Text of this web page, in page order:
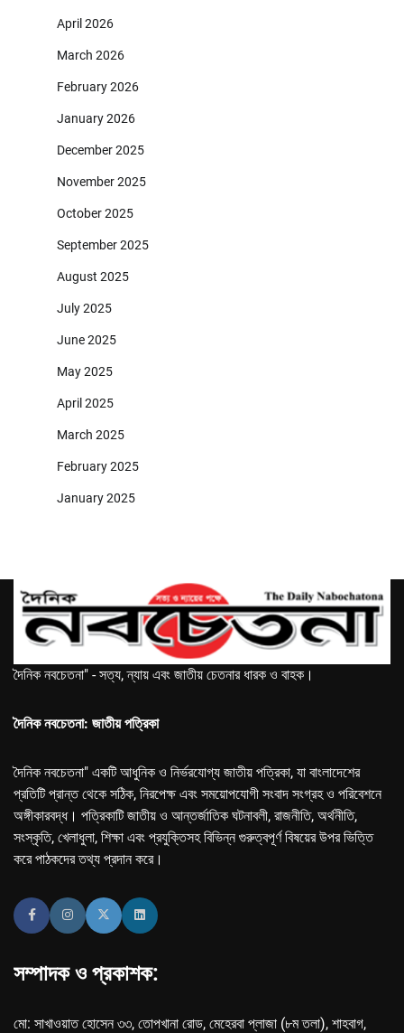
April 2026
March 2026
February 2026
January 2026
December 2025
November 2025
October 2025
September 2025
August 2025
July 2025
June 2025
May 2025
April 2025
March 2025
February 2025
January 2025
দৈনিক নবচেতনা" - সত্য, ন্যায় এবং জাতীয় চেতনার ধারক ও বাহক।
দৈনিক নবচেতনা: জাতীয় পত্রিকা
দৈনিক নবচেতনা" একটি আধুনিক ও নির্ভরযোগ্য জাতীয় পত্রিকা, যা বাংলাদেশের
প্রতিটি প্রান্ত থেকে সঠিক, নিরপেক্ষ এবং সময়োপযোগী সংবাদ সংগ্রহ ও পরিবেশনে
অঙ্গীকারবদ্ধ। পত্রিকাটি জাতীয় ও আন্তর্জাতিক ঘটনাবলী, রাজনীতি, অর্থনীতি,
সংস্কৃতি, খেলাধুলা, শিক্ষা এবং প্রযুক্তিসহ বিভিন্ন গুরুত্বপূর্ণ বিষয়ের উপর ভিত্তি
করে পাঠকদের তথ্য প্রদান করে।
সম্পাদক ও প্রকাশক:
মো: সাখাওয়াত হোসেন ৩৩, তোপখানা রোড, মেহেরবা প্লাজা (৮ম তলা), শাহবাগ,